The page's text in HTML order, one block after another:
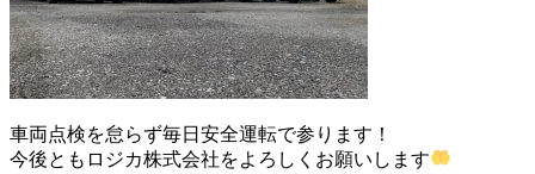
車両点検を怠らず毎日安全運転で参ります！
今後ともロジカ株式会社をよろしくお願いします